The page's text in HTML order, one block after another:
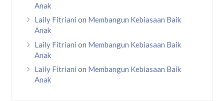
Anak
Laily Fitriani on Membangun Kebiasaan Baik
Anak
Laily Fitriani on Membangun Kebiasaan Baik
Anak
Laily Fitriani on Membangun Kebiasaan Baik
Anak